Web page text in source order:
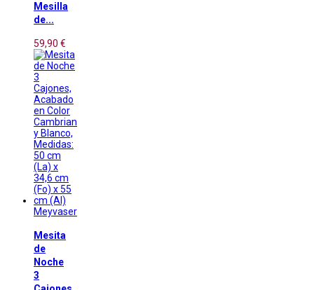
Mesilla
de...
59,90 €
Meyvaser
Mesita
de
Noche
3